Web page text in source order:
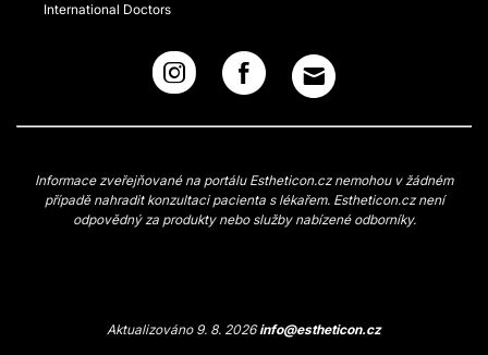
International Doctors
Informace zveřejňované na portálu Estheticon.cz nemohou v žádném
případě nahradit konzultaci pacienta s lékařem. Estheticon.cz není
odpovědný za produkty nebo služby nabízené odborníky.
Aktualizováno 9. 8. 2026info@estheticon.cz